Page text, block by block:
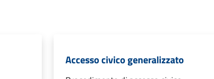
Accesso civico generalizzato